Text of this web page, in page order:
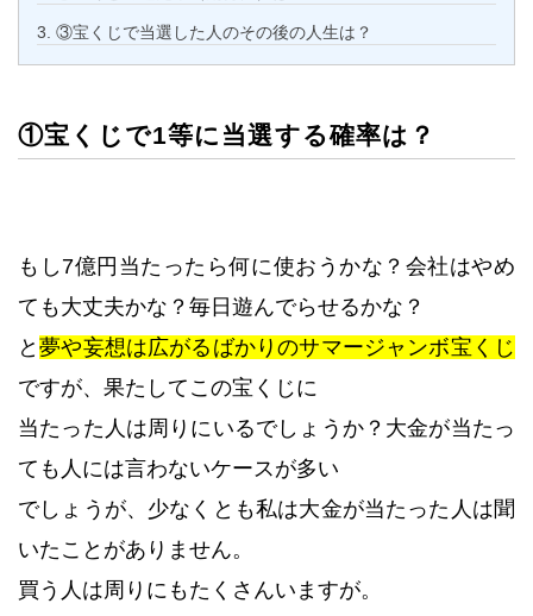
3. ③宝くじで当選した人のその後の人生は？
①宝くじで1等に当選する確率は？
もし7億円当たったら何に使おうかな？会社はやめ
ても大丈夫かな？毎日遊んでらせるかな？
と夢や妄想は広がるばかりのサマージャンボ宝くじ
ですが、果たしてこの宝くじに
当たった人は周りにいるでしょうか？大金が当たっ
ても人には言わないケースが多い
でしょうが、少なくとも私は大金が当たった人は聞
いたことがありません。
買う人は周りにもたくさんいますが。